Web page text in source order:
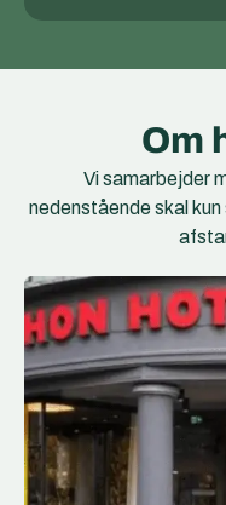
Om
Vi samarbejder
nedenstående skal